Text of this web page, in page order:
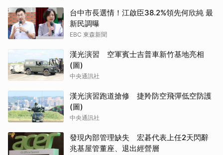
台中市長選情！江啟臣38.2%領先何欣純 最
新民調曝
EBC 東森新聞
漢光演習 空軍賓士吉普車新竹基地亮相
(圖)
中央通訊社
漢光演習跑道搶修 捷羚防空飛彈低空防護
(圖)
中央通訊社
發現內部管理缺失 宏碁代表上任2天閃辭
兆基屋管董座、退出經營層